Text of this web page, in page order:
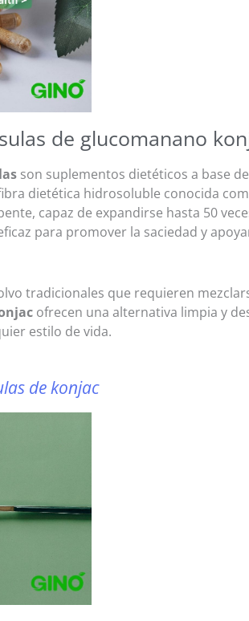
de glucomanano
son suplementos dietéticos a base
dietética hidrosoluble conocida
capaz de expandirse hasta 50
para promover la saciedad y
tradicionales que requieren
ofrecen una alternativa limpia y
estilo de vida.
de konjac